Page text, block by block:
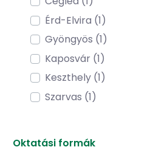
Érd-Elvira (1)
Gyöngyös (1)
Kaposvár (1)
Keszthely (1)
Szarvas (1)
Oktatási formák